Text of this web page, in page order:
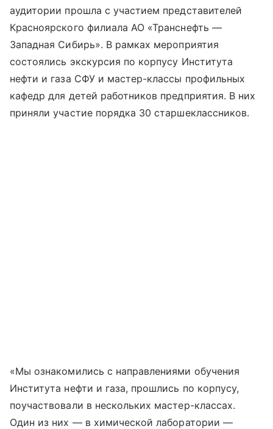
аудитории прошла с участием представителей
Красноярского филиала АО «Транснефть —
Западная Сибирь». В рамках мероприятия
состоялись экскурсия по корпусу Института
нефти и газа СФУ и мастер-классы профильных
кафедр для детей работников предприятия. В них
приняли участие порядка 30 старшеклассников.
«Мы ознакомились с направлениями обучения
Института нефти и газа, прошлись по корпусу,
поучаствовали в нескольких мастер-классах.
Один из них — в химической лаборатории —